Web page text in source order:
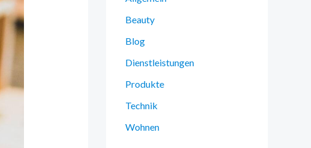
Beauty
Blog
Dienstleistungen
Produkte
Technik
Wohnen